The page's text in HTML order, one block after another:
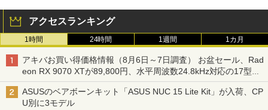
アクセスランキング
1時間 24時間 1週間 1カ月
アキバお買い得価格情報（8月6日～7日調査） お盆セール、Rad
eon RX 9070 XTが89,800円、水平周波数24.8kHz対応の17型モ
ニターが9,801円、暑さ指数連動セール ほか
ASUSのベアボーンキット「ASUS NUC 15 Lite Kit」が入荷、CP
U別に3モデル